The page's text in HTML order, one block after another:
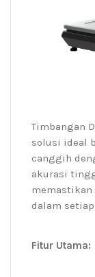
Timbangan
solusi ideal
canggih
akurasi
memastikan
dalam
Fitur Utama: